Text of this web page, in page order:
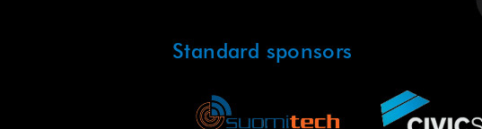
Standard sponsors